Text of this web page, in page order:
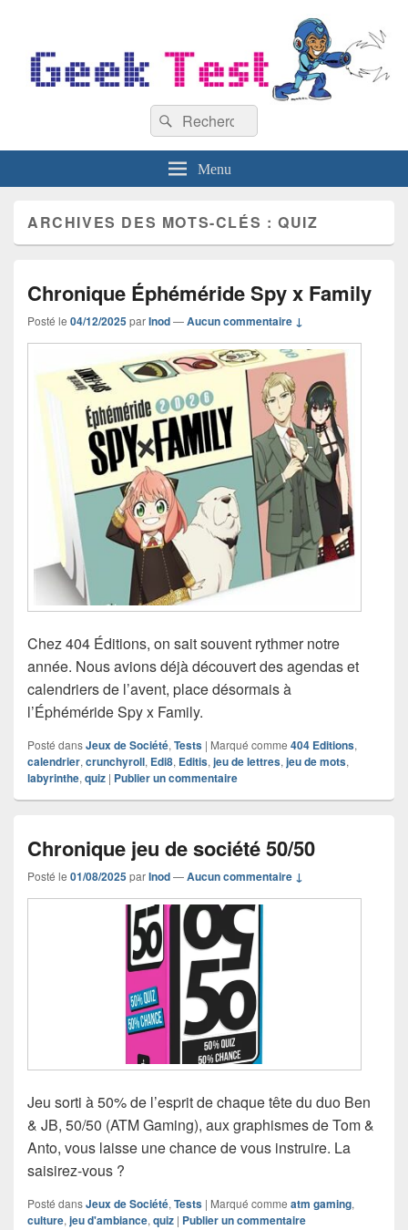
Recherche :
Rechercher
Menu
ARCHIVES DES MOTS-CLÉS :QUIZ
Chronique Éphéméride Spy x Family
Posté le 04/12/2025parInod—Aucun commentaire ↓
Chez 404 Éditions, on sait souvent rythmer notre
année. Nous avions déjà découvert des agendas et
calendriers de l’avent, place désormais à
l’Éphéméride Spy x Family.
Posté dansJeux de Société, Tests | Marqué comme 404 Editions,
calendrier, crunchyroll, Edi8, Editis, jeu de lettres, jeu de mots,
labyrinthe, quiz | Publier un commentaire
Chronique jeu de société 50/50
Posté le 01/08/2025parInod—Aucun commentaire ↓
Jeu sorti à 50% de l’esprit de chaque tête du duo Ben
& JB, 50/50 (ATM Gaming), aux graphismes de Tom &
Anto, vous laisse une chance de vous instruire. La
saisirez-vous ?
Posté dansJeux de Société, Tests | Marqué comme atm gaming,
culture, jeu d'ambiance, quiz | Publier un commentaire